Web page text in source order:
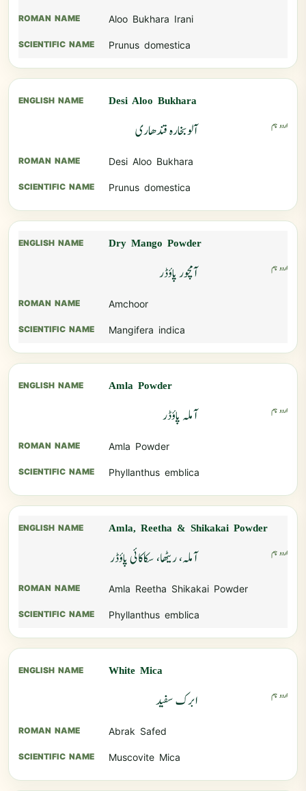
Aloo Bukhara Irani
Prunus domestica
Desi Aloo Bukhara
آلوبخارہ قندھاری
Desi Aloo Bukhara
Prunus domestica
Dry Mango Powder
آمچور پاؤڈر
Amchoor
Mangifera indica
Amla Powder
آملہ پاؤڈر
Amla Powder
Phyllanthus emblica
Amla, Reetha & Shikakai Powder
آملہ، ریٹھا، سکاکائی پاؤڈر
Amla Reetha Shikakai Powder
Phyllanthus emblica
White Mica
ابرک سفید
Abrak Safed
Muscovite Mica